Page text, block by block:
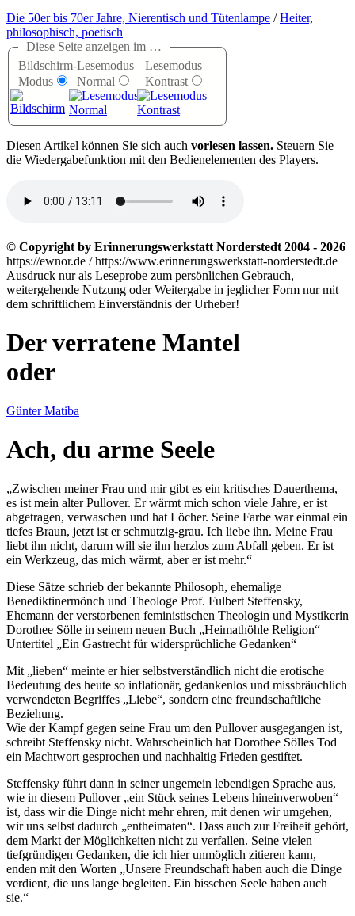
Die 50er bis 70er Jahre, Nierentisch und Tütenlampe /Heiter,
philosophisch, poetisch
Diese Seite anzeigen im …
Bildschirm-
Modus
Lesemodus
Normal
Lesemodus
Kontrast
Diesen Artikel können Sie sich auch vorlesen lassen. Steuern Sie
die Wiedergabefunktion mit den Bedienelementen des Players.
© Copyright by Erinnerungswerkstatt Norderstedt 2004 - 2026
https://ewnor.de / https://www.erinnerungswerkstatt-norderstedt.de
Ausdruck nur als Leseprobe zum persönlichen Gebrauch,
weitergehende Nutzung oder Weitergabe in jeglicher Form nur mit
dem schriftlichem Einverständnis der Urheber!
Der verratene Mantel
oder
Günter Matiba
Ach, du arme Seele
Zwischen meiner Frau und mir gibt es ein kritisches Dauerthema,
es ist mein alter Pullover. Er wärmt mich schon viele Jahre, er ist
abgetragen, verwaschen und hat Löcher. Seine Farbe war einmal ein
tiefes Braun, jetzt ist er schmutzig-grau. Ich liebe ihn. Meine Frau
liebt ihn nicht, darum will sie ihn herzlos zum Abfall geben. Er ist
ein Werkzeug, das mich wärmt, aber er ist mehr.
Diese Sätze schrieb der bekannte Philosoph, ehemalige
Benediktinermönch und Theologe Prof. Fulbert Steffensky,
Ehemann der verstorbenen feministischen Theologin und Mystikerin
Dorothee Sölle in seinem neuen Buch
Heimathöhle Religion
Untertitel
Ein Gastrecht für widersprüchliche Gedanken
Mit
lieben
meinte er hier selbstverständlich nicht die erotische
Bedeutung des heute so inflationär, gedankenlos und missbräuchlich
verwendeten Begriffes
Liebe , sondern eine freundschaftliche
Beziehung.
Wie der Kampf gegen seine Frau um den Pullover ausgegangen ist,
schreibt Steffensky nicht. Wahrscheinlich hat Dorothee Sölles Tod
ein Machtwort gesprochen und nachhaltig Frieden gestiftet.
Steffensky führt dann in seiner ungemein lebendigen Sprache aus,
wie in diesem Pullover ein Stück seines Lebens hineinverwoben
ist, dass wir die Dinge nicht mehr ehren, mit denen wir umgehen,
wir uns selbst dadurch
entheimaten . Dass auch zur Freiheit gehört,
dem Markt der Möglichkeiten nicht zu verfallen. Seine vielen
tiefgründigen Gedanken, die ich hier unmöglich zitieren kann,
enden mit den Worten
Unsere Freundschaft haben auch die Dinge
verdient, die uns lange begleiten. Ein bisschen Seele haben auch
sie.